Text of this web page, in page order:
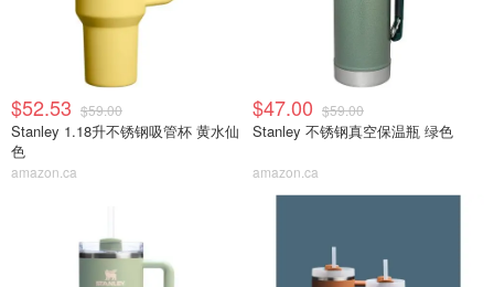
$52.53 $59.00
Stanley 1.18升不锈钢吸管杯 黄水仙
色
amazon.ca
$47.00 $59.00
Stanley 不锈钢真空保温瓶 绿色
amazon.ca